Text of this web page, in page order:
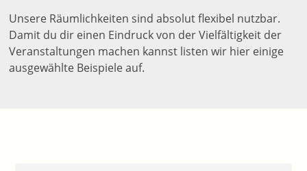
Unsere Räumlichkeiten sind absolut flexibel nutzbar.
Damit du dir einen Eindruck von der Vielfältigkeit der
Veranstaltungen machen kannst listen wir hier einige
ausgewählte Beispiele auf.